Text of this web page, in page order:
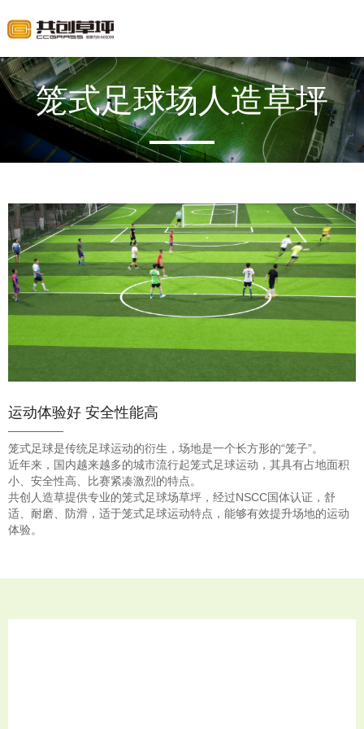
笼式足球场人造草坪
运动体验好 安全性能高
笼式足球是传统足球运动的衍生，场地是一个长方形的“笼子”。
近年来，国内越来越多的城市流行起笼式足球运动，其具有占地面积
小、安全性高、比赛紧凑激烈的特点。
共创人造草提供专业的笼式足球场草坪，经过NSCC国体认证，舒
适、耐磨、防滑，适于笼式足球运动特点，能够有效提升场地的运动
体验。